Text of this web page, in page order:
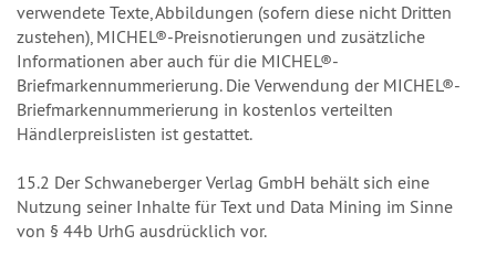
verwendete Texte, Abbildungen (sofern diese nicht Dritten
zustehen), MICHEL®-Preisnotierungen und ­zusätzliche
Informationen aber auch für die MICHEL®-
Briefmarkennummerierung. Die Verwendung der MICHEL®-
Briefmarkennummerierung in kostenlos verteilten
Händlerpreislisten ist gestattet.
15.2 Der Schwaneberger Verlag GmbH behält sich eine
Nutzung seiner Inhalte für Text und Data Mining im Sinne
von § 44b UrhG ausdrücklich vor.